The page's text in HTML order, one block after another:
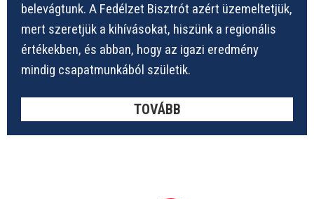
belevágtunk. A Fedélzet Bisztrót azért üzemeltetjük,
mert szeretjük a kihívásokat, hiszünk a regionális
értékekben, és abban, hogy az igazi eredmény
mindig csapatmunkából születik.
TOVÁBB